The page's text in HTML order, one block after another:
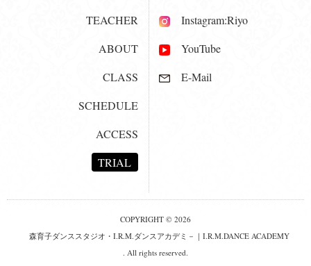
TEACHER
ABOUT
CLASS
SCHEDULE
ACCESS
TRIAL
Instagram:Riyo
YouTube
E-Mail
COPYRIGHT © 2026
森育子ダンススタジオ・I.R.M.ダンスアカデミ－｜I.R.M.DANCE ACADEMY
. All rights reserved.